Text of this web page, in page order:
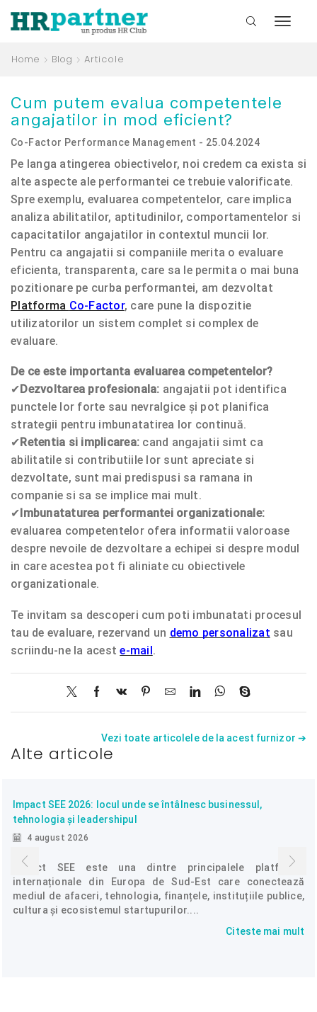
Home Blog Articole
Cum putem evalua competentele
angajatilor in mod eficient?
Co-Factor Performance Management - 25.04.2024
Pe langa atingerea obiectivelor, noi credem ca exista si
alte aspecte ale performantei ce trebuie valorificate.
Spre exemplu, evaluarea competentelor, care implica
analiza abilitatilor, aptitudinilor, comportamentelor si
capacitatilor angajatilor in contextul muncii lor.
Pentru ca angajatii si companiile merita o evaluare
eficienta, transparenta, care sa le permita o mai buna
pozitionare pe curba performantei, am dezvoltat
Platforma Co-Factor, care pune la dispozitie
utilizatorilor un sistem complet si complex de
evaluare.
De ce este importanta evaluarea competentelor?
✔ Dezvoltarea profesionala: angajatii pot identifica
punctele lor forte sau nevralgice și pot planifica
strategii pentru imbunatatirea lor continuă.
✔ Retentia si implicarea: cand angajatii simt ca
abilitatile si contributiile lor sunt apreciate si
dezvoltate, sunt mai predispusi sa ramana in
companie si sa se implice mai mult.
✔ Imbunataturea performantei organizationale:
evaluarea competentelor ofera informatii valoroase
despre nevoile de dezvoltare a echipei si despre modul
in care acestea pot fi aliniate cu obiectivele
organizationale.
Te invitam sa descoperi cum poti imbunatati procesul
tau de evaluare, rezervand un demo personalizat sau
scriindu-ne la aceste-mail.
Vezi toate articolele de la acest furnizor ➔
Alte articole
Impact SEE 2026: locul unde se întâlnesc businessul,
tehnologia și leadershipul
4 august 2026
Impact SEE este una dintre principalele platforme
internaționale din Europa de Sud-Est care conectează
mediul de afaceri, tehnologia, finanțele, instituțiile publice,
cultura și ecosistemul startupurilor....
Citeste mai mult